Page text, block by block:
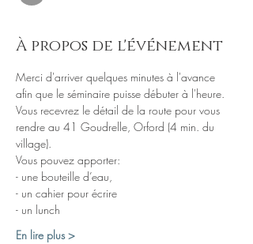
À propos de l'événement
Merci d'arriver quelques minutes à l'avance
Vous recevrez le détail de la route pour vous
rendre au 41 Goudrelle, Orford (4 min. du
village).
- un lunch
En lire plus >